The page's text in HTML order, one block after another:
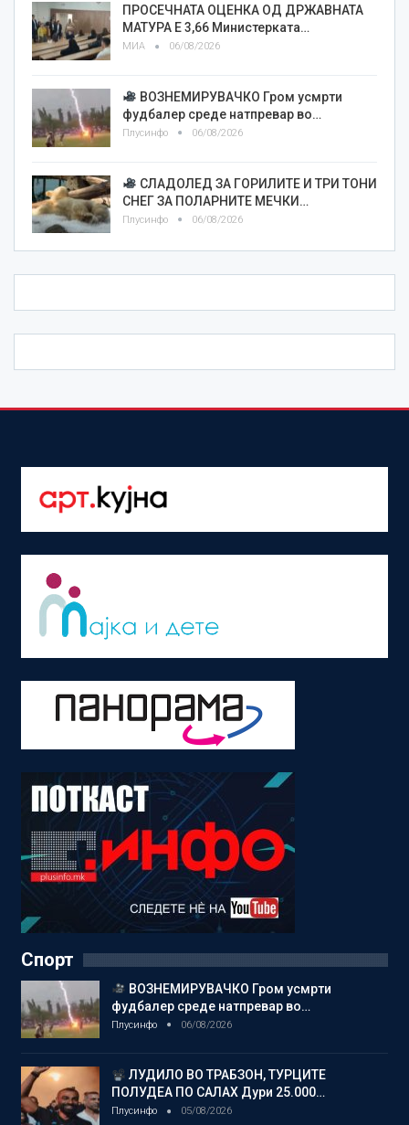
ПРОСЕЧНАТА ОЦЕНКА ОД ДРЖАВНАТА
МАТУРА Е 3,66 Министерката…
МИА 06/08/2026
ВОЗНЕМИРУВАЧКО Гром усмрти
фудбалер среде натпревар во…
Плусинфо 06/08/2026
СЛАДОЛЕД ЗА ГОРИЛИТЕ И ТРИ ТОНИ
СНЕГ ЗА ПОЛАРНИТЕ МЕЧКИ…
Плусинфо 06/08/2026
Спорт
ВОЗНЕМИРУВАЧКО Гром усмрти
фудбалер среде натпревар во…
Плусинфо 06/08/2026
ЛУДИЛО ВО ТРАБЗОН, ТУРЦИТЕ
ПОЛУДЕА ПО САЛАХ Дури 25.000…
Плусинфо 05/08/2026